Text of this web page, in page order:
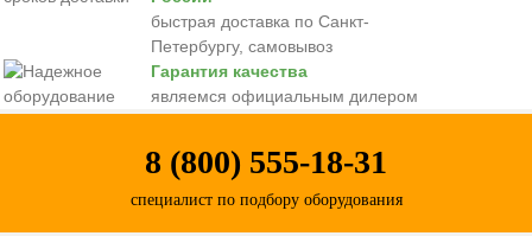
быстрая доставка по Санкт-
Петербургу, самовывоз
Гарантия качества
являемся официальным дилером
8 (800) 555-18-31
специалист по подбору оборудования